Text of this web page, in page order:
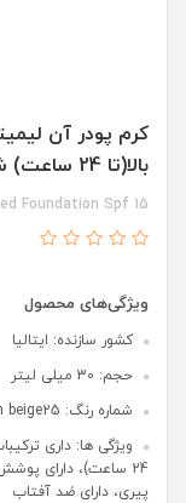
بالا(تا 24 ساعت) شماره Warm Beige25
Foundation Spf 15
ویژگی‌های محصول
کشور سازنده: ایتالیا
حجم: 30 میلی لیتر
شماره رنگ: Warm beige25
ویژگی ها: داری
24 ساعت)، دارای
پیری، دارای ضد آفتاب